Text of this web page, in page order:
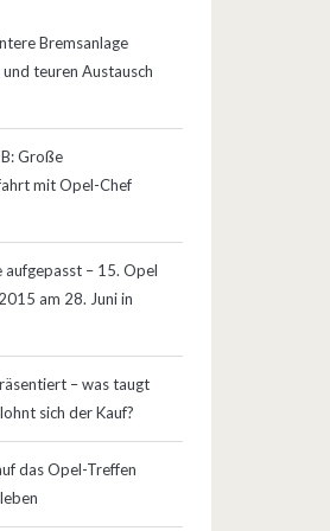
Bremsanlage
teuren Austausch
Große
mit Opel-Chef
– 15. Opel
am 28. Juni in
– was taugt
sich der Kauf?
das Opel-Treffen